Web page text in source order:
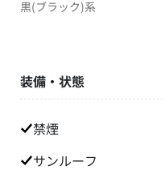
黒(ブラック)系
装備・状態
禁煙
サンルーフ